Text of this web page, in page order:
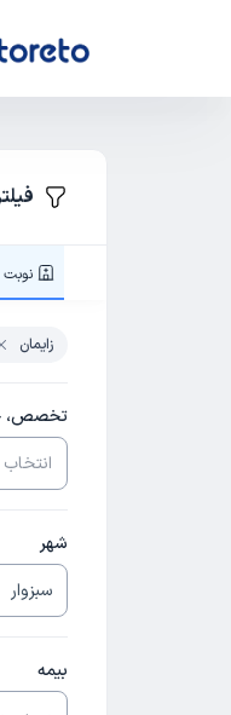
زایمان
تخصص،
شهر
بیمه